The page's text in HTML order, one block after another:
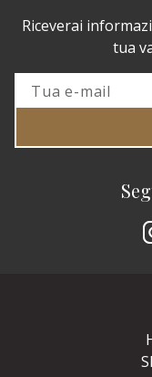
Riceverai
tua